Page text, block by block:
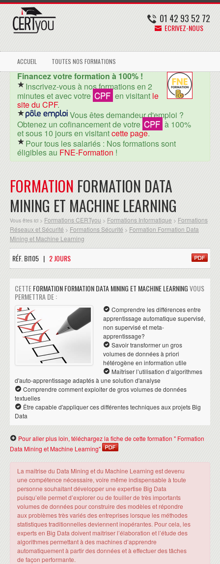
01 42 93 52 72
ECRIVEZ-NOUS
ACCUEIL TOUTES NOS FORMATIONS
Financez votre formation à 100% !
Inscrivez-vous à nos formations en 2
minutes et avec votre CPF en visitant le
site du CPF.
Vous êtes demandeur d'emploi ?
Obtenez un cofinancement de votre CPF à 100%
et sous 10 jours en visitantcette page.
Pour tous les salariés : Nos formations sont
éligibles au FNE-Formation !
FORMATION FORMATION DATA
MINING ET MACHINE LEARNING
Vous êtes ici > Formations CERTyou > Formations Informatique > Formations
Réseaux et Sécurité > Formations Sécurité > Formation Formation Data
Mining et Machine Learning
RÉF. BI105 | 2 JOURS
CETTEFORMATION FORMATION DATA MINING ET MACHINE LEARNINGVOUS
PERMETTRA DE :
Comprendre les différences entre
apprentissage automatique supervisé,
non supervisé et meta-
apprentissage?
Savoir transformer un gros
volumes de données à priori
hétérogène en information utile
Maîtriser l’utilisation d’algorithmes
d'auto-apprentissage adaptés à une solution d'analyse
Comprendre comment exploiter de gros volumes de données
textuelles
Être capable d'appliquer ces différentes techniques aux projets Big
Data
Pour aller plus loin, téléchargez la fiche de cette formation " Formation
Data Mining et Machine Learning"
La maitrise du Data Mining et du Machine Learning est devenu
une compétence nécessaire, voire même indispensable à toute
personne souhaitant développer une expertise Big Data
puisqu’elle permet d’explorer ou de fouiller de très importants
volumes de données pour construire des modèles et répondre
aux problèmes très variés des entreprises lorsque les méthodes
statistiques traditionnelles deviennent inopérantes. Pour cela, les
experts en Big Data doivent maitriser l’élaboration et l’étude des
algorithmes permettant à des machines d’apprendre
automatiquement à partir des données et à effectuer des tâches
de façon performante.